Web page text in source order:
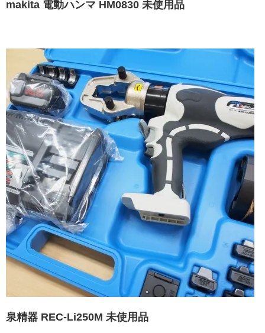
makita 電動ハンマ HM0830 未使用品
泉精器 REC-Li250M 未使用品